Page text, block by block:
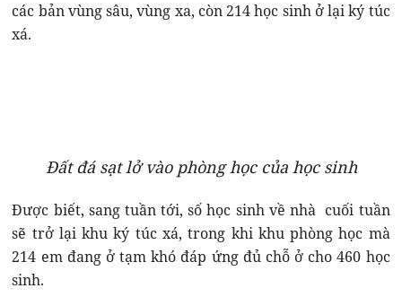
các bản vùng sâu, vùng xa, còn 214 học sinh ở lại ký túc
xá.
Đất đá sạt lở vào phòng học của học sinh
Được biết, sang tuần tới, số học sinh về nhà cuối tuần
sẽ trở lại khu ký túc xá, trong khi khu phòng học mà
214 em đang ở tạm khó đáp ứng đủ chỗ ở cho 460 học
sinh.